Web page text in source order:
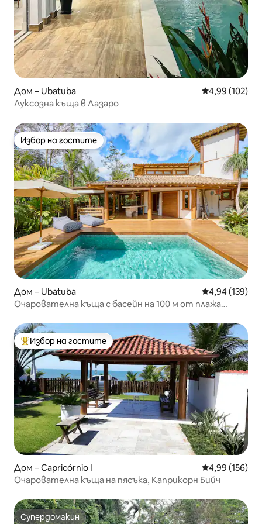
Дом – Ubatuba Средна
4,99 (102)
Луксозна къща в Лазаро
Избор на гостите
Избор на гостите
Дом – Ubatuba Средна
4,94 (139)
Очарователна къща с басейн на 100 м от плажа
Най-популярен избор на гостите
Избор на гостите
Дом – Capricórnio I Средна
4,99 (156)
Очарователна къща на пясъка, Каприкорн Бийч
Супердомакин